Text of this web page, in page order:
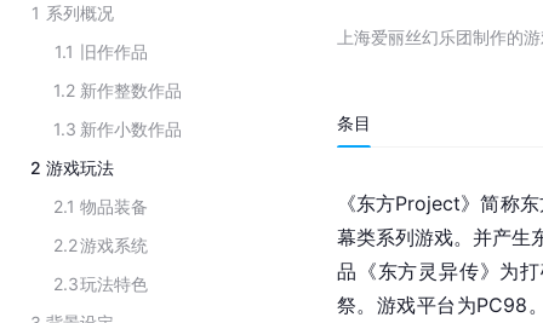
1 系列概况
1.1 旧作作品
1.2 新作整数作品
1.3 新作小数作品
2 游戏玩法
2.1 物品装备
2.2游戏系统
2.3玩法特色
上海爱丽丝幻乐团制作的
条目
《东方Project》简称
幕类系列游戏。并产生
品《东方灵异传》为
祭。游戏平台为PC98